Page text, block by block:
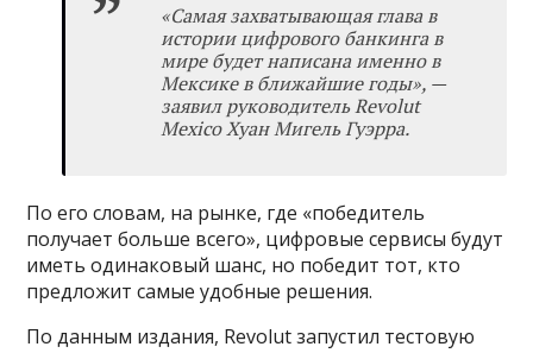
«Самая захватывающая глава в
истории цифрового банкинга в
мире будет написана именно в
Мексике в ближайшие годы», —
заявил руководитель Revolut
Mexico Хуан Мигель Гуэрра.
По его словам, на рынке, где «победитель
получает больше всего», цифровые сервисы будут
иметь одинаковый шанс, но победит тот, кто
предложит самые удобные решения.
По данным издания, Revolut запустил тестовую